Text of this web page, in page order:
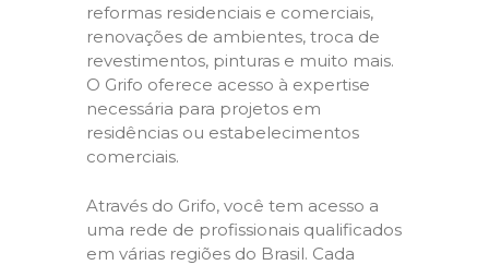
reformas residenciais e comerciais,
renovações de ambientes, troca de
revestimentos, pinturas e muito mais.
O Grifo oferece acesso à expertise
necessária para projetos em
residências ou estabelecimentos
comerciais.
Através do Grifo, você tem acesso a
uma rede de profissionais qualificados
em várias regiões do Brasil. Cada